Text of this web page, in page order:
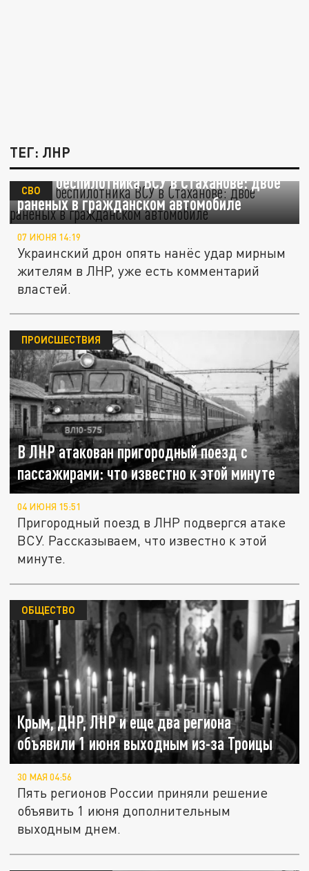
ТЕГ: ЛНР
Атака беспилотника ВСУ в Стаханове: двое
раненых в гражданском автомобиле
СВО
07 ИЮНЯ 14:19
Украинский дрон опять нанёс удар мирным
жителям в ЛНР, уже есть комментарий
властей.
В ЛНР атакован пригородный поезд с
пассажирами: что известно к этой минуте
ПРОИСШЕСТВИЯ
04 ИЮНЯ 15:51
Пригородный поезд в ЛНР подвергся атаке
ВСУ. Рассказываем, что известно к этой
минуте.
Крым, ДНР, ЛНР и еще два региона
объявили 1 июня выходным из-за Троицы
ОБЩЕСТВО
30 МАЯ 04:56
Пять регионов России приняли решение
объявить 1 июня дополнительным
выходным днем.